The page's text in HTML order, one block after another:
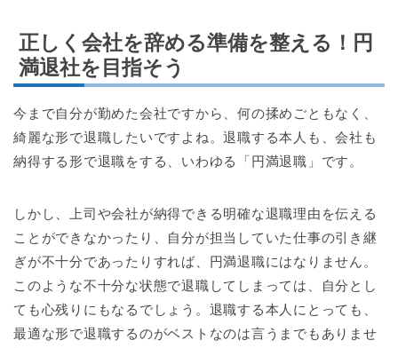
正しく会社を辞める準備を整える！円
満退社を目指そう
今まで自分が勤めた会社ですから、何の揉めごともなく、
綺麗な形で退職したいですよね。退職する本人も、会社も
納得する形で退職をする、いわゆる「円満退職」です。
しかし、上司や会社が納得できる明確な退職理由を伝える
ことができなかったり、自分が担当していた仕事の引き継
ぎが不十分であったりすれば、円満退職にはなりません。
このような不十分な状態で退職してしまっては、自分とし
ても心残りにもなるでしょう。退職する本人にとっても、
最適な形で退職するのがベストなのは言うまでもありませ